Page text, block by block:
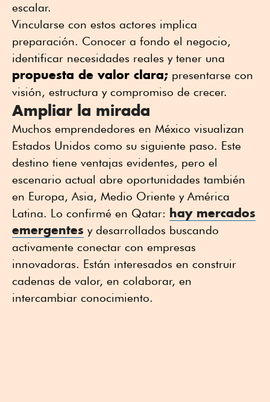
escalar.
Vincularse con estos actores implica
preparación. Conocer a fondo el negocio,
identificar necesidades reales y tener una
propuesta de valor clara; presentarse con
visión, estructura y compromiso de crecer.
Ampliar la mirada
Muchos emprendedores en México visualizan
Estados Unidos como su siguiente paso. Este
destino tiene ventajas evidentes, pero el
escenario actual abre oportunidades también
en Europa, Asia, Medio Oriente y América
Latina. Lo confirmé en Qatar: hay mercados
emergentes y desarrollados buscando
activamente conectar con empresas
innovadoras. Están interesados en construir
cadenas de valor, en colaborar, en
intercambiar conocimiento.